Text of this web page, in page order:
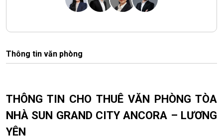
Thông tin văn phòng
THÔNG TIN CHO THUÊ VĂN PHÒNG TÒA
NHÀ SUN GRAND CITY ANCORA – LƯƠNG
YÊN